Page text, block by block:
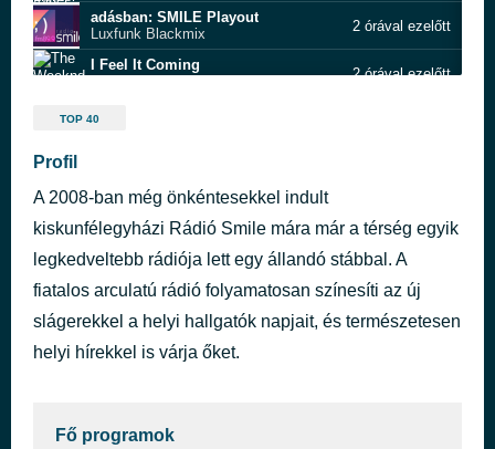
adásban: SMILE Playout
Luxfunk Blackmix
2 órával ezelőtt
I Feel It Coming
2 órával ezelőtt
adásban: SMILE Playout
A hegyekbe fönn
Hip Hop Boyz
adásban: SMILE Playout
Luxfunk Blackmix
3 órával ezelőtt
TOP 40
Profil
A 2008-ban még önkéntesekkel indult
kiskunfélegyházi Rádió Smile mára már a térség egyik
legkedveltebb rádiója lett egy állandó stábbal. A
fiatalos arculatú rádió folyamatosan színesíti az új
slágerekkel a helyi hallgatók napjait, és természetesen
helyi hírekkel is várja őket.
Fő programok